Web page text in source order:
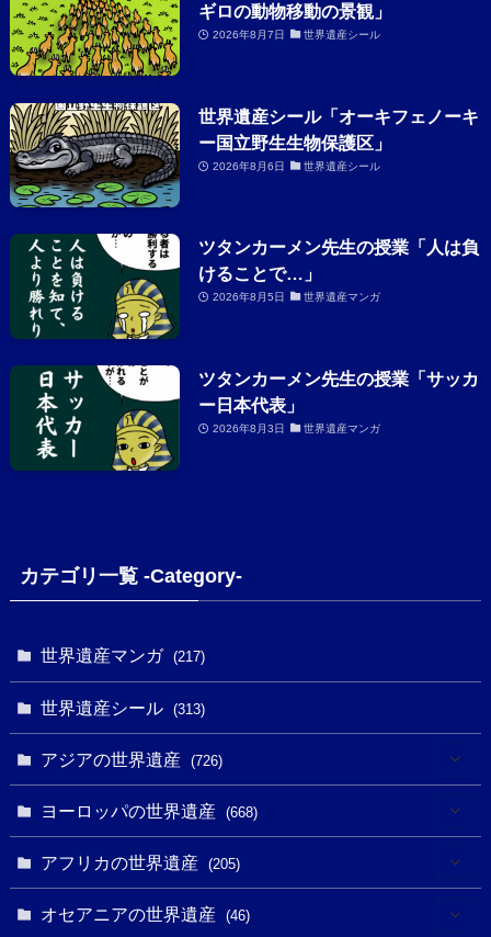
ギロの動物移動の景観」
2026年8月7日 世界遺産シール
世界遺産シール「オーキフェノーキ
ー国立野生生物保護区」
2026年8月6日 世界遺産シール
ツタンカーメン先生の授業「人は負
けることで…」
2026年8月5日 世界遺産マンガ
ツタンカーメン先生の授業「サッカ
ー日本代表」
2026年8月3日 世界遺産マンガ
カテゴリ一覧 -Category-
世界遺産マンガ (217)
世界遺産シール (313)
アジアの世界遺産 (726)
(6)
ヨーロッパの世界遺産 (668)
(4)
(3)
アフリカの世界遺産 (205)
(8)
オセアニアの世界遺産 (46)